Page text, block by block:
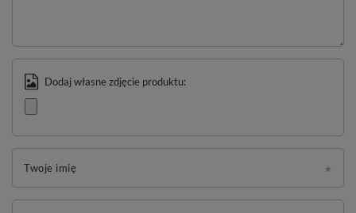
Dodaj własne zdjęcie produktu:
Twoje imię